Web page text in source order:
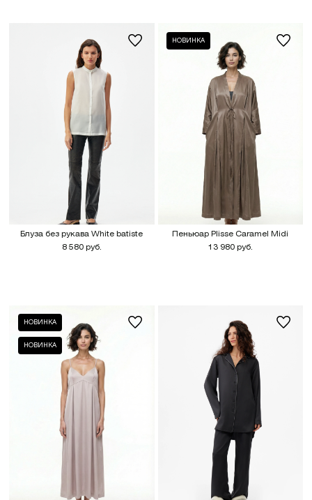
Блуза без рукава White batiste
8 580 руб.
НОВИНКА
Пеньюар Plisse Caramel Midi
13 980 руб.
НОВИНКА
НОВИНКА